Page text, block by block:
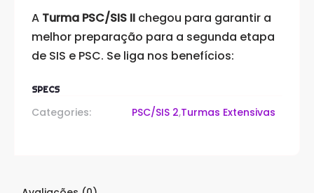
A Turma PSC/SIS II chegou para garantir a
melhor preparação para a segunda etapa
de SIS e PSC. Se liga nos benefícios:
SPECS
Categories: PSC/SIS 2,Turmas Extensivas